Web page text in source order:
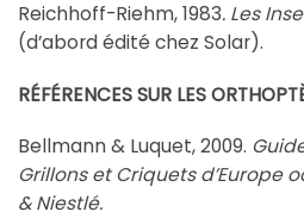
Reichhoff-Riehm, 1983. Les
(d’abord édité chez Solar).
RÉFÉRENCES SUR LES
Bellmann & Luquet, 2009.
Grillons et Criquets d’Europe
& Niestlé.